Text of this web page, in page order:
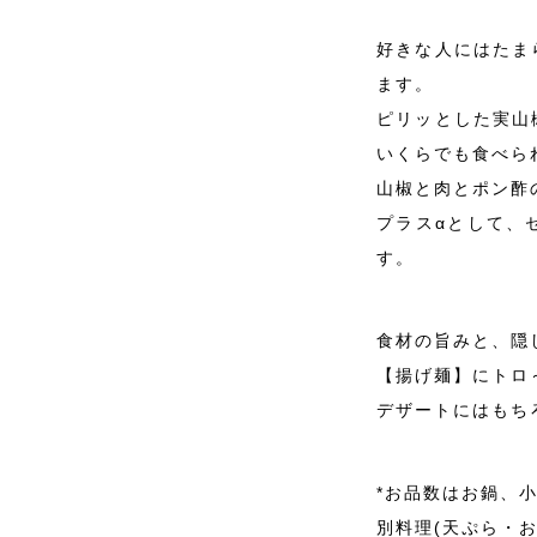
好きな人にはた
ます。
ピリッとした実
いくらでも食べら
山椒と肉とポン
プラスαとして、
す。
食材の旨みと、
【揚げ麺】にト
デザートにはもち
*お品数はお鍋、
別料理(天ぷら・